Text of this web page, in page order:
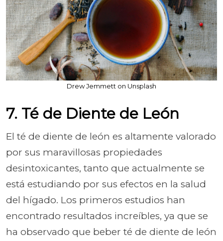
Drew Jemmett on Unsplash
7. Té de Diente de León
El té de diente de león es altamente valorado
por sus maravillosas propiedades
desintoxicantes, tanto que actualmente se
está estudiando por sus efectos en la salud
del hígado. Los primeros estudios han
encontrado resultados increíbles, ya que se
ha observado que beber té de diente de león